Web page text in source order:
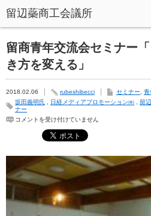
留商青年交流会セミナー
き方を変える」
2018.02.06 rubeshibecci セミナー
青
坂田義明氏
日経メディアプロモーション㈱ 留
ナー
留
流
セ
ミ
ナ
「Ａ
コメントを受け付けていません